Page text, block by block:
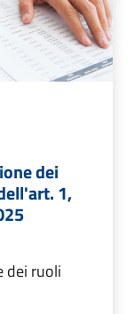
dei
1,
dei ruoli